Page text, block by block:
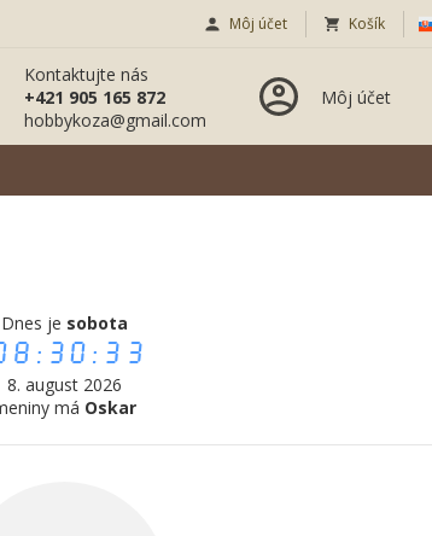
Môj účet Košík
Kontaktujte nás
+421 905 165 872
hobbykoza@gmail.com
Môj účet
Dnes je sobota
8. august 2026
má Oskar